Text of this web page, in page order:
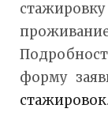
форму
стажировок.